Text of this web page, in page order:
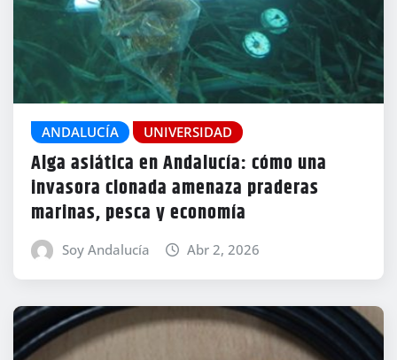
ANDALUCÍA UNIVERSIDAD
Alga asiática en Andalucía: cómo una
invasora clonada amenaza praderas
marinas, pesca y economía
Soy Andalucía Abr 2, 2026